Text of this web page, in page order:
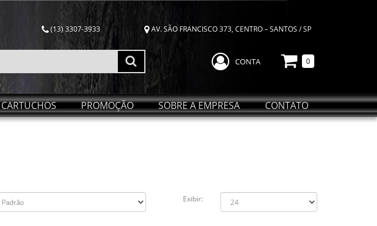
(13) 3307-3933 AV. SÃO FRANCISCO 373, CENTRO – SANTOS / SP
CONTA 0
CARTUCHOS PROMOÇÃO SOBRE A EMPRESA CONTATO
Exibir: